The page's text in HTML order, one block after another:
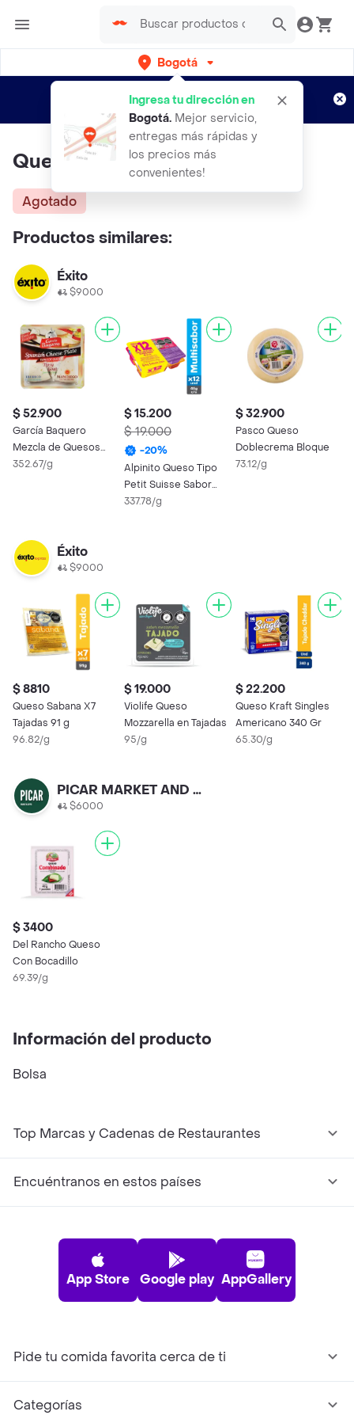
Bogotá
Ingresa tu dirección en
Bogotá. Mejor servicio,
entregas más rápidas y
los precios más
convenientes!
envíos gratis por semanas
Aplican TyC
Queso Tipo Sanduche Exito
Agotado
Productos similares:
Éxito
$9000
$ 52.900
García Baquero
Mezcla de Quesos
Españoles en Tapas
352.67/g
$ 15.200
$ 19.000
-20%
Alpinito Queso Tipo
Petit Suisse Sabor
Surtido
337.78/g
$ 32.900
Pasco Queso
Doblecrema Bloque
73.12/g
Éxito
$9000
$ 8810
Queso Sabana X7
Tajadas 91 g
96.82/g
$ 19.000
Violife Queso
Mozzarella en Tajadas
95/g
$ 22.200
Queso Kraft Singles
Americano 340 Gr
65.30/g
PICAR MARKET AND COFFE
$6000
$ 3400
Del Rancho Queso
Con Bocadillo
69.39/g
Información del producto
Bolsa
Top Marcas y Cadenas de Restaurantes
Encuéntranos en estos países
App Store Google play AppGallery
Pide tu comida favorita cerca de ti
Categorías